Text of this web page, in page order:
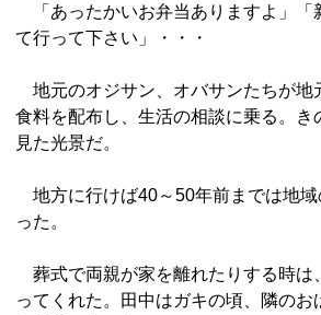
「あったかいお弁当ありますよ」「
て行って下さい」・・・
地元のオジサン、オバサンたちが地
食料を配布し、生活の相談に乗る。き
見た光景だ。
地方に行けば40～50年前までは地域
った。
葬式で両親が家を離れたりする時は
ってくれた。田中はガキの頃、隣のお